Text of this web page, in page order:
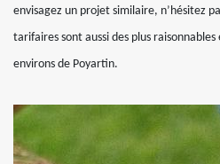
envisagez un projet similaire, n’hésitez
tarifaires sont aussi des plus
environs de Poyartin.